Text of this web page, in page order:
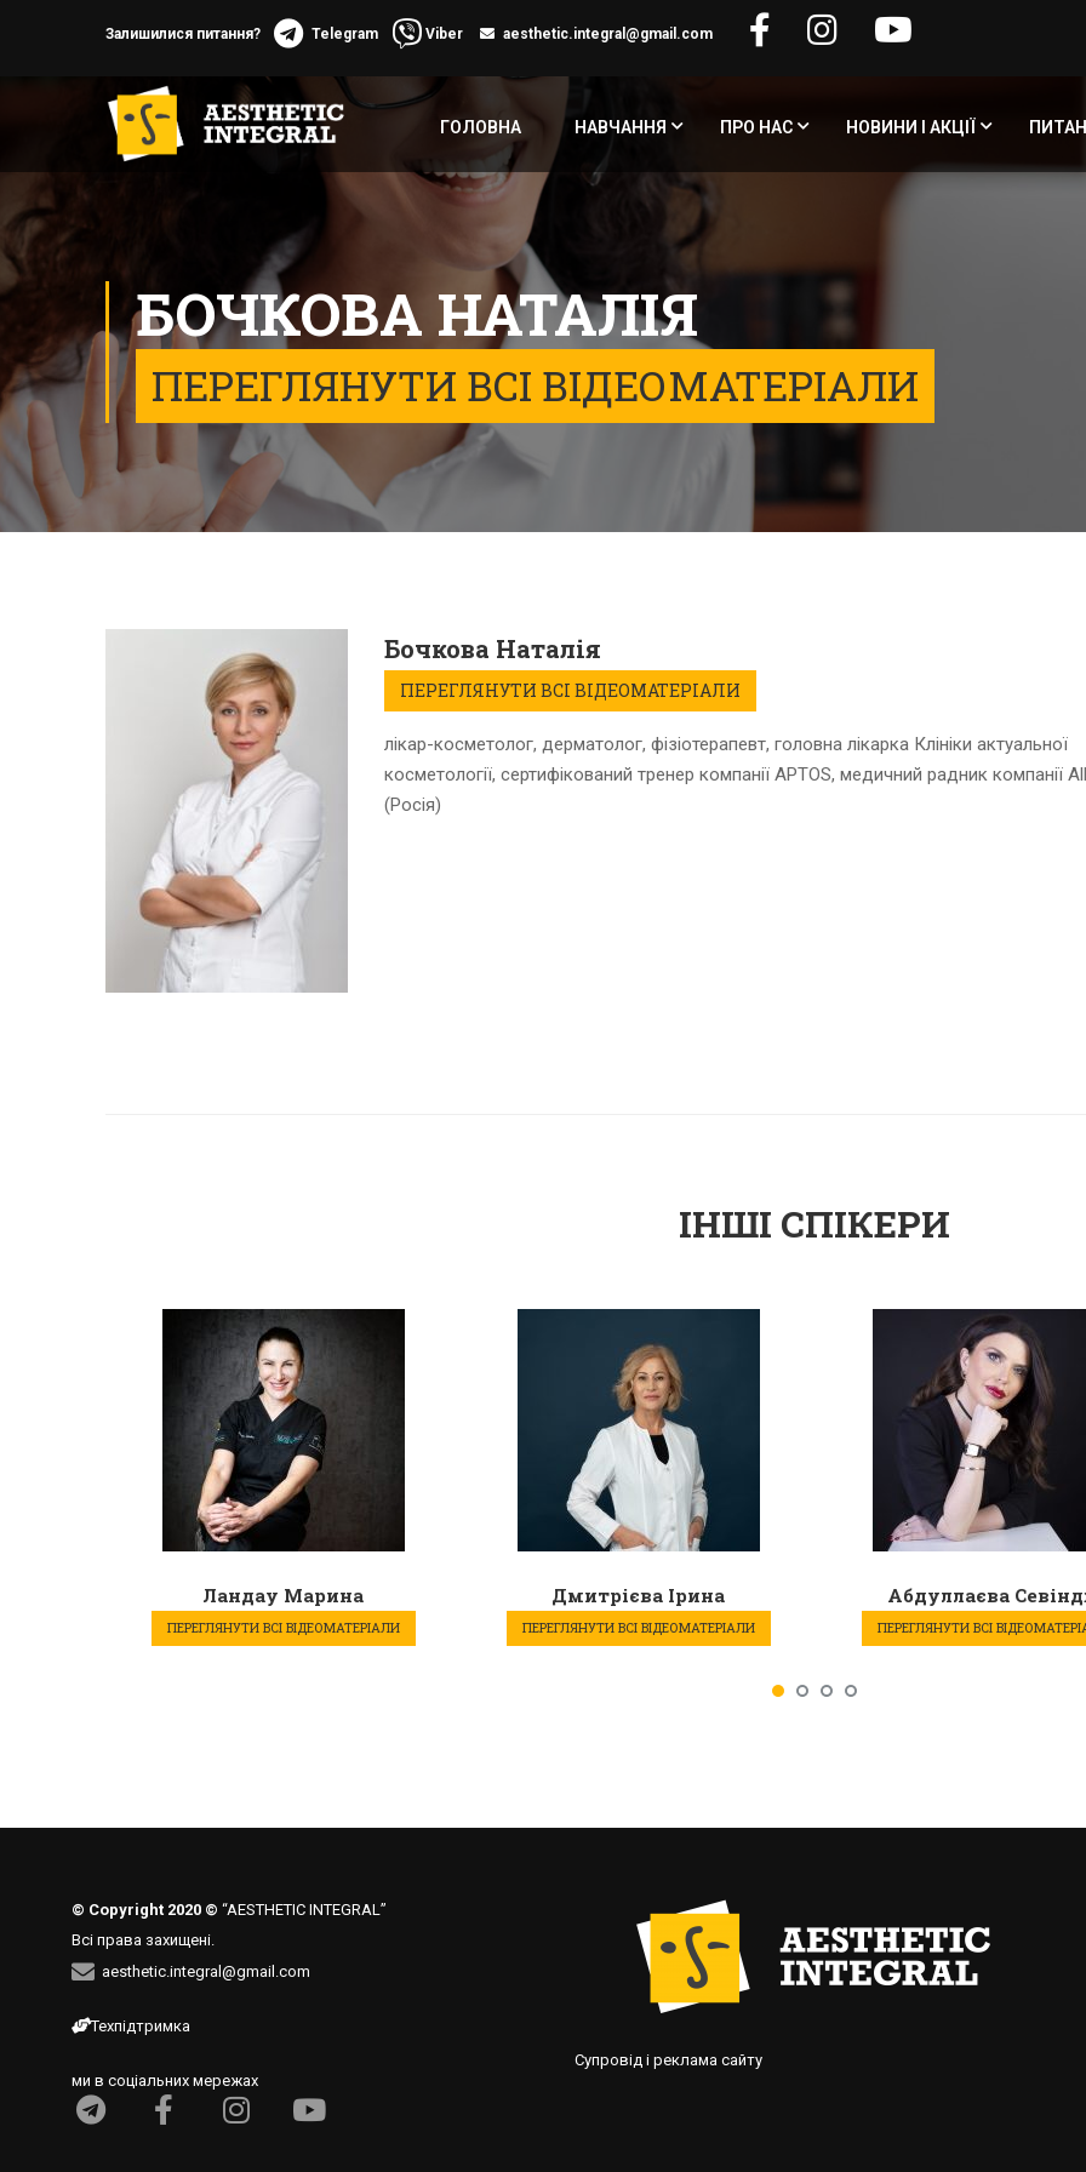
Залишилися питання? Telegram Viber aesthetic.integral@gmail.com
ГОЛОВНА НАВЧАННЯ ПРО НАС НОВИНИ І АКЦІЇ
БОЧКОВА НАТАЛІЯ
ПЕРЕГЛЯНУТИ ВСІ ВІДЕОМАТЕРІАЛИ
Бочкова Наталія
ПЕРЕГЛЯНУТИ ВСІ ВІДЕОМАТЕРІАЛИ
лікар-косметолог, дерматолог, фізіотерапевт, головна лікарка Клініки актуальної
косметології, сертифікований тренер компанії APTOS, медичний радник компанії
(Росія)
ІНШІ СПІКЕРИ
Ландау Марина
ПЕРЕГЛЯНУТИ ВСІ ВІДЕОМАТЕРІАЛИ
Дмитрієва Ірина
ПЕРЕГЛЯНУТИ ВСІ ВІДЕОМАТЕРІАЛИ
Абдуллаєва
ПЕРЕГЛЯНУТИ ВСІ
© Copyright 2020 © “AESTHETIC INTEGRAL”
Всі права захищені.
aesthetic.integral@gmail.com
Техпідтримка
ми в соціальних мережах
Супровід і реклама сайту